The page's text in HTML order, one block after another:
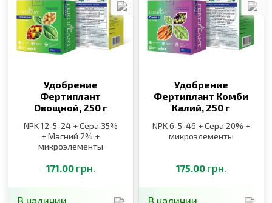
Удобрение
Фертиплант
Овощной, 250 г
NPK 12-5-24 + Сера 35%
+ Магний 2% +
микроэлементы
171.00 грн.
В наличии
Удобрение
Фертиплант Комби
Kалий, 250 г
NPK 6-5-46 + Сера 20% +
микроэлементы
175.00 грн.
В наличии